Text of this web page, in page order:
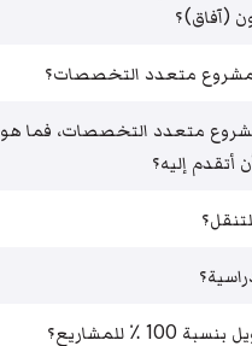
(آفاق)؟
متعدد التخصصات؟
متعدد التخصصات، فما هو
أتقدم إليه؟
٪ للمشاريع؟